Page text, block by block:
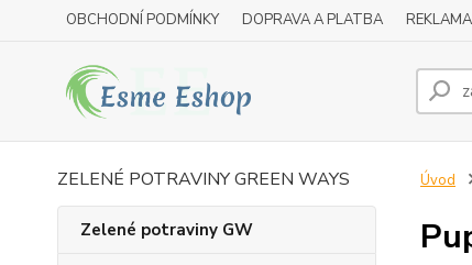
OBCHODNÍ PODMÍNKY DOPRAVA A PLATBA
ZELENÉ POTRAVINY GREEN WAYS
Zelené potraviny GW
Úvod